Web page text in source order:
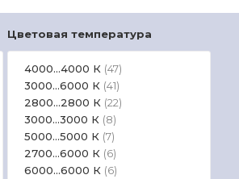
Цветовая температура
4000...4000 К (47)
3000...6000 К (41)
2800...2800 К (22)
3000...3000 К (8)
5000...5000 К (7)
2700...6000 К (6)
6000...6000 К (6)